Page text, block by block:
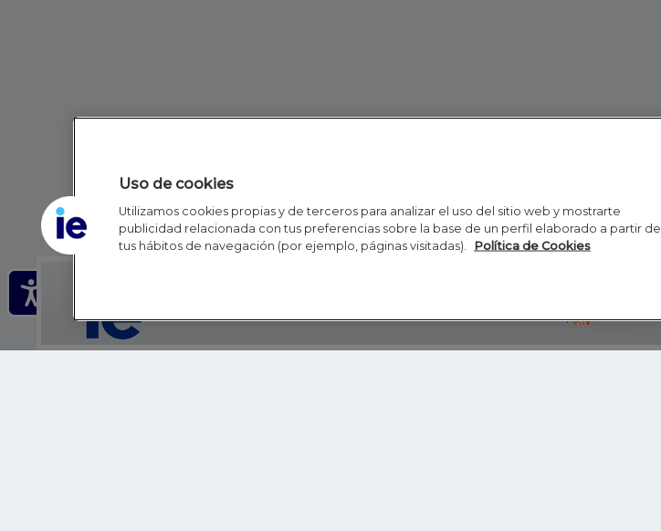
Inicio RSS
Uso de cookies
Utilizamos cookies propias y de terceros para analizar el uso del sitio web y mostrarte
publicidad relacionada con tus preferencias sobre la base de un perfil elaborado a partir de
tus hábitos de navegación (por ejemplo, páginas visitadas).
Política de Cookies